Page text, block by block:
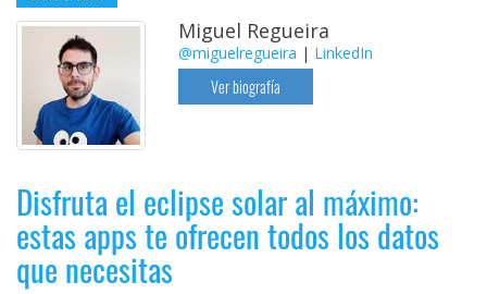
Miguel Regueira
@miguelregueira | LinkedIn
Ver biografía
Disfruta el eclipse solar al máximo:
estas apps te ofrecen todos los datos
que necesitas